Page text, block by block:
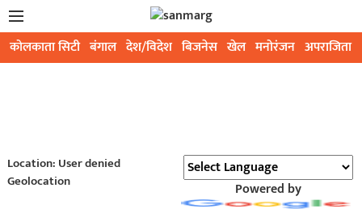
कोलकाता सिटी बंगाल देश/विदेश बिजनेस खेल मनोरंजन अपराजिता
Location: User denied
Geolocation
Powered by